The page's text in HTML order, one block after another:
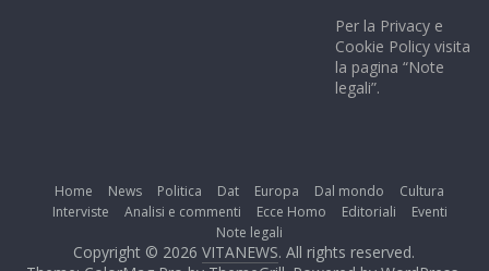
Per la Privacy e
Cookie Policy visita
la pagina “Note
legali”.
Home News Politica Dat Europa Dal mondo
Cultura
Interviste
Analisi e commenti Ecce Homo Editoriali
Eventi
Note legali
Copyright © 2026VITANEWS. All rights reserved.